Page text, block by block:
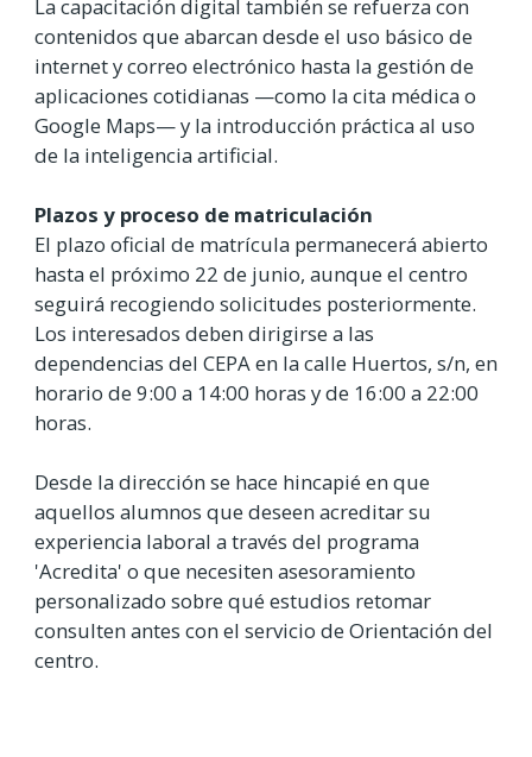
La capacitación digital también se refuerza con
contenidos que abarcan desde el uso básico de
internet y correo electrónico hasta la gestión de
aplicaciones cotidianas —como la cita médica o
Google Maps— y la introducción práctica al uso
de la inteligencia artificial.
Plazos y proceso de matriculación
El plazo oficial de matrícula permanecerá abierto
hasta el próximo 22 de junio, aunque el centro
seguirá recogiendo solicitudes posteriormente.
Los interesados deben dirigirse a las
dependencias del CEPA en la calle Huertos, s/n, en
horario de 9:00 a 14:00 horas y de 16:00 a 22:00
horas.
Desde la dirección se hace hincapié en que
aquellos alumnos que deseen acreditar su
experiencia laboral a través del programa
'Acredita' o que necesiten asesoramiento
personalizado sobre qué estudios retomar
consulten antes con el servicio de Orientación del
centro.